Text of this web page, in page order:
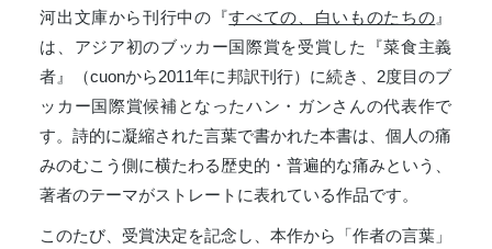
河出文庫から刊行中の『すべての、白いものたちの 』
は、アジア初のブッカー国際賞を受賞した『菜食主義
者』（cuonから2011年に邦訳刊行）に続き、2度目のブ
ッカー国際賞候補となったハン・ガンさんの代表作で
す。詩的に凝縮された言葉で書かれた本書は、個人の痛
みのむこう側に横たわる歴史的・普遍的な痛みという、
著者のテーマがストレートに表れている作品です。
このたび、受賞決定を記念し、本作から「作者の言葉」